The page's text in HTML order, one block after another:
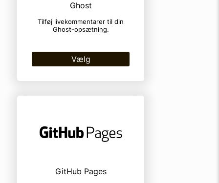
Ghost
Tilføj livekommentarer til din
Ghost-opsætning.
Vælg
GitHub Pages